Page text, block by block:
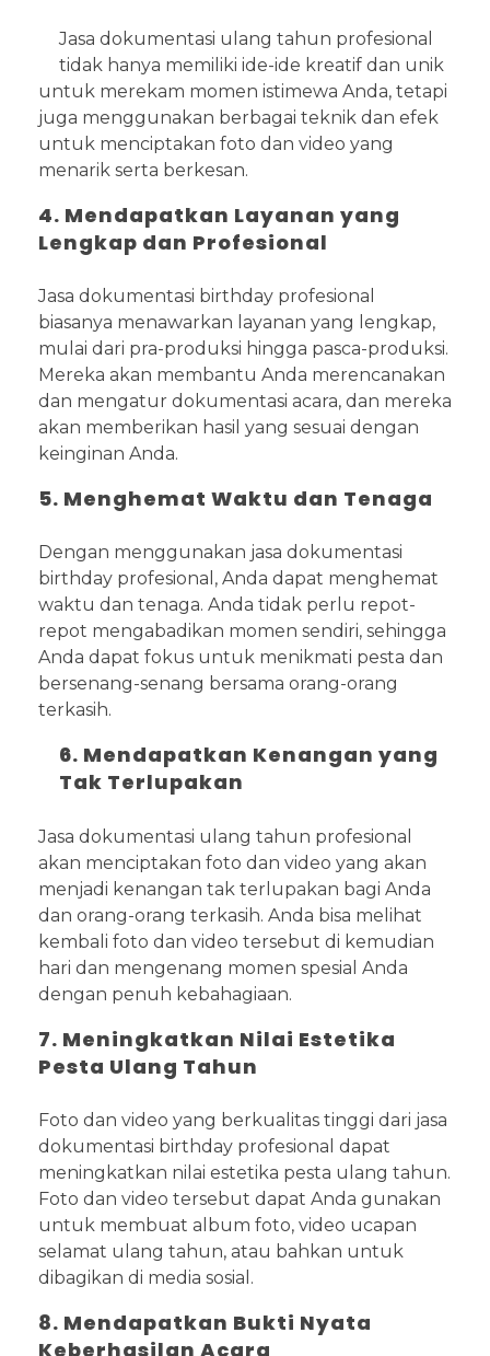
Jasa dokumentasi ulang tahun profesional
tidak hanya memiliki ide-ide kreatif dan unik
untuk merekam momen istimewa Anda, tetapi
juga menggunakan berbagai teknik dan efek
untuk menciptakan foto dan video yang
menarik serta berkesan.
4. Mendapatkan Layanan yang
Lengkap dan Profesional
Jasa dokumentasi birthday profesional
biasanya menawarkan layanan yang lengkap,
mulai dari pra-produksi hingga pasca-produksi.
Mereka akan membantu Anda merencanakan
dan mengatur dokumentasi acara, dan mereka
akan memberikan hasil yang sesuai dengan
keinginan Anda.
5. Menghemat Waktu dan Tenaga
Dengan menggunakan jasa dokumentasi
birthday profesional, Anda dapat menghemat
waktu dan tenaga. Anda tidak perlu repot-
repot mengabadikan momen sendiri, sehingga
Anda dapat fokus untuk menikmati pesta dan
bersenang-senang bersama orang-orang
terkasih.
6. Mendapatkan Kenangan yang
Tak Terlupakan
Jasa dokumentasi ulang tahun profesional
akan menciptakan foto dan video yang akan
menjadi kenangan tak terlupakan bagi Anda
dan orang-orang terkasih. Anda bisa melihat
kembali foto dan video tersebut di kemudian
hari dan mengenang momen spesial Anda
dengan penuh kebahagiaan.
7. Meningkatkan Nilai Estetika
Pesta Ulang Tahun
Foto dan video yang berkualitas tinggi dari jasa
dokumentasi birthday profesional dapat
meningkatkan nilai estetika pesta ulang tahun.
Foto dan video tersebut dapat Anda gunakan
untuk membuat album foto, video ucapan
selamat ulang tahun, atau bahkan untuk
dibagikan di media sosial.
8. Mendapatkan Bukti Nyata
Keberhasilan Acara